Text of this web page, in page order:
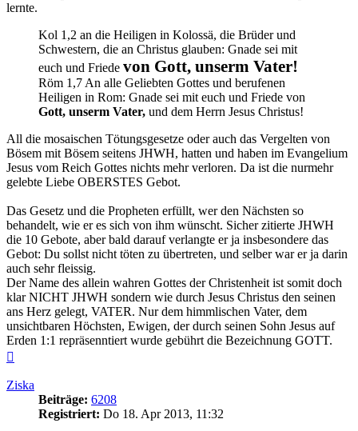
lernte.
Kol 1,2 an die Heiligen in Kolossä, die Brüder und
Schwestern, die an Christus glauben: Gnade sei mit
euch und Friede von Gott, unserm Vater!
Röm 1,7 An alle Geliebten Gottes und berufenen
Heiligen in Rom: Gnade sei mit euch und Friede von
Gott, unserm Vater, und dem Herrn Jesus Christus!
All die mosaischen Tötungsgesetze oder auch das Vergelten von
Bösem mit Bösem seitens JHWH, hatten und haben im Evangelium
Jesus vom Reich Gottes nichts mehr verloren. Da ist die nurmehr
gelebte Liebe OBERSTES Gebot.
Das Gesetz und die Propheten erfüllt, wer den Nächsten so
behandelt, wie er es sich von ihm wünscht. Sicher zitierte JHWH
die 10 Gebote, aber bald darauf verlangte er ja insbesondere das
Gebot: Du sollst nicht töten zu übertreten, und selber war er ja darin
auch sehr fleissig.
Der Name des allein wahren Gottes der Christenheit ist somit doch
klar NICHT JHWH sondern wie durch Jesus Christus den seinen
ans Herz gelegt, VATER. Nur dem himmlischen Vater, dem
unsichtbaren Höchsten, Ewigen, der durch seinen Sohn Jesus auf
Erden 1:1 repräsenntiert wurde gebührt die Bezeichnung GOTT.
Ziska
Beiträge: 6208
Registriert: Do 18. Apr 2013, 11:32